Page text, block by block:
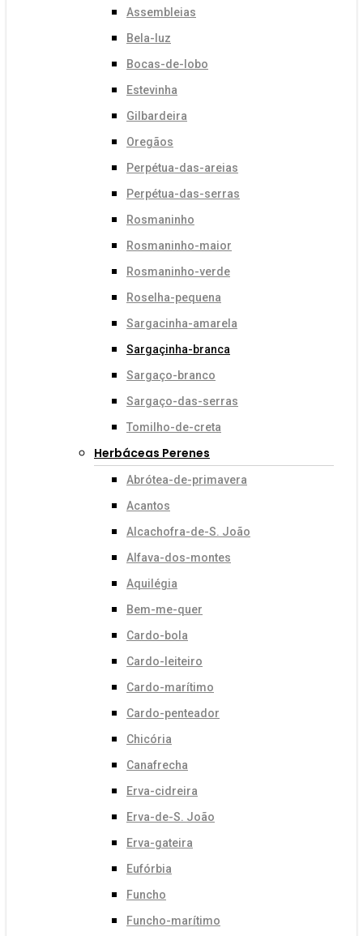
Assembleias
Bela-luz
Bocas-de-lobo
Estevinha
Gilbardeira
Oregãos
Perpétua-das-areias
Perpétua-das-serras
Rosmaninho
Rosmaninho-maior
Rosmaninho-verde
Roselha-pequena
Sargacinha-amarela
Sargaçinha-branca
Sargaço-branco
Sargaço-das-serras
Tomilho-de-creta
Herbáceas Perenes
Abrótea-de-primavera
Acantos
Alcachofra-de-S. João
Alfava-dos-montes
Aquilégia
Bem-me-quer
Cardo-bola
Cardo-leiteiro
Cardo-marítimo
Cardo-penteador
Chicória
Canafrecha
Erva-cidreira
Erva-de-S. João
Erva-gateira
Eufórbia
Funcho
Funcho-marítimo